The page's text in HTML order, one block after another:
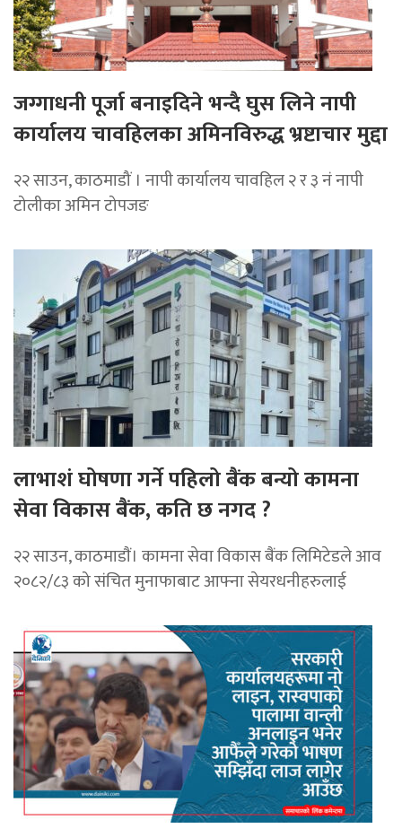
जग्गाधनी पूर्जा बनाइदिने भन्दै घुस लिने नापी
कार्यालय चावहिलका अमिनविरुद्ध भ्रष्टाचार मुद्दा
२२ साउन, काठमाडौं । नापी कार्यालय चावहिल २ र ३ नं नापी
टोलीका अमिन टोपजङ
लाभाशं घोषणा गर्ने पहिलो बैंक बन्यो कामना
सेवा विकास बैंक, कति छ नगद ?
२२ साउन, काठमाडाैं। कामना सेवा विकास बैंक लिमिटेडले आव
२०८२/८३ को संचित मुनाफाबाट आफ्ना सेयरधनीहरुलाई